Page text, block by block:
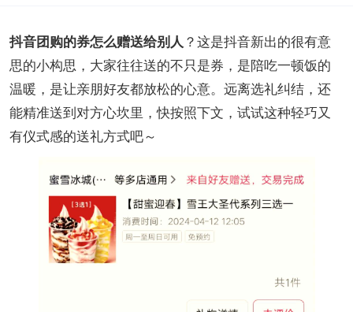
抖音团购的券怎么赠送给别人 ？这是抖音新出的很有意
思的小构思，大家往往送的不只是券，是陪吃一顿饭的
温暖，是让亲朋好友都放松的心意。远离选礼纠结，还
能精准送到对方心坎里，快按照下文，试试这种轻巧又
有仪式感的送礼方式吧～